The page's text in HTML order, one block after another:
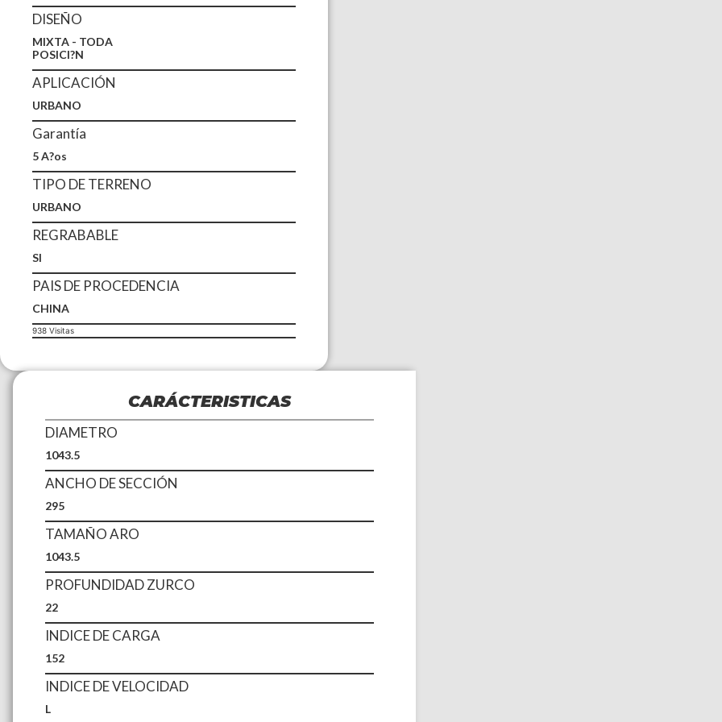
DISEÑO
MIXTA - TODA
POSICI?N
APLICACIÓN
URBANO
Garantía
5 A?os
TIPO DE TERRENO
URBANO
REGRABABLE
SI
PAIS DE PROCEDENCIA
CHINA
938 Visitas
CARÁCTERISTICAS
DIAMETRO
1043.5
ANCHO DE SECCIÓN
295
TAMAÑO ARO
1043.5
PROFUNDIDAD ZURCO
22
INDICE DE CARGA
152
INDICE DE VELOCIDAD
L